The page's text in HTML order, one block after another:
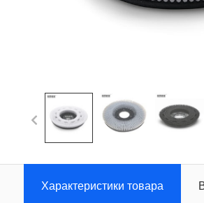
Характеристики товара